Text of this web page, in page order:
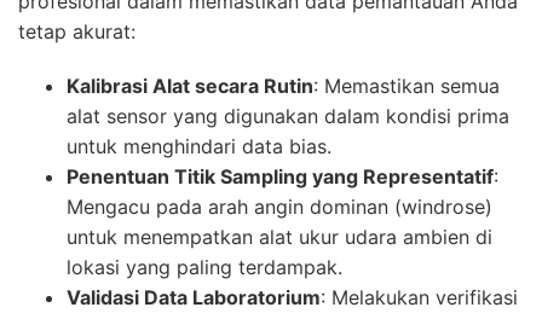
tetap akurat:
Kalibrasi Alat secara Rutin: Memastikan semua
alat sensor yang digunakan dalam kondisi prima
untuk menghindari data bias.
Penentuan Titik Sampling yang Representatif:
Mengacu pada arah angin dominan (windrose)
untuk menempatkan alat ukur udara ambien di
lokasi yang paling terdampak.
Validasi Data Laboratorium: Melakukan verifikasi